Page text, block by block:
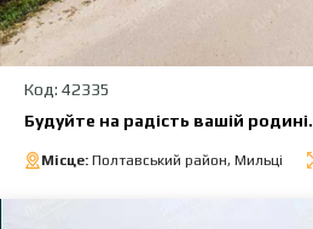
Код: 42335
Будуйте на радість вашій родині.
Місце: Полтавський район, Мильці